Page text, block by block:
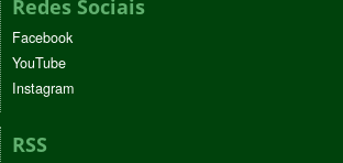
Redes Sociais
Facebook
YouTube
Instagram
RSS